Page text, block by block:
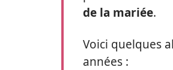
de la mariée.
Voici quelques
années :